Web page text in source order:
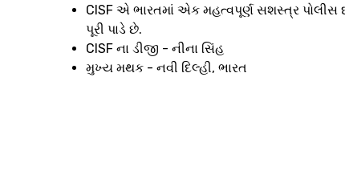
CISF એ ભારતમાં એક મહત્વપૂર્ણ સશસ્ત્ર
પૂરી પાડે છે.
CISF ના ડીજી - નીના સિંહ
મુખ્ય મથક - નવી દિલ્હી, ભારત